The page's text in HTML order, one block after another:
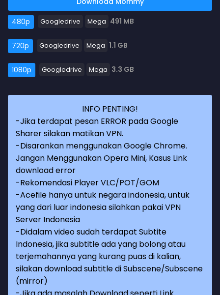
480p Googledrive Mega 491 MB
720p Googledrive Mega 1.1 GB
1080p Googledrive Mega 3.3 GB
INFO PENTING!
-Jika terdapat pesan ERROR pada Google
Sharer silakan matikan VPN.
-Disarankan menggunakan Google Chrome.
Jangan Menggunakan Opera Mini, Kasus Link
download error
-Rekomendasi Player VLC/POT/GOM
-Acefile hanya untuk negara indonesia, untuk
yang dari luar indonesia silahkan pakai VPN
Server Indonesia
-Didalam video sudah terdapat Subtite
Indonesia, jika subtitle ada yang bolong atau
terjemahannya yang kurang puas di kalian,
silakan download subtitle di Subscene/Subscene
(mirror)